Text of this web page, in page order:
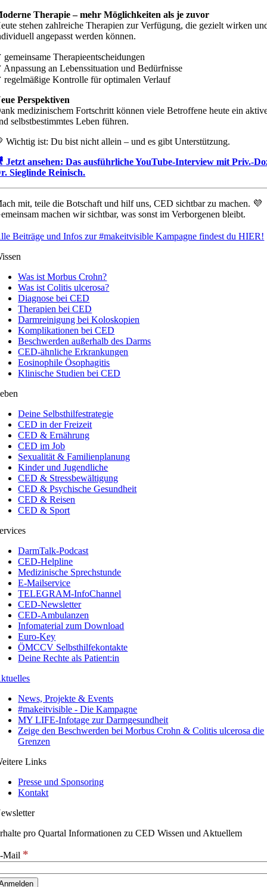
Therapie – mehr Möglichkeiten als je zuvor
stehen zahlreiche Therapien zur Verfügung, die gezielt wirken
angepasst werden können.
Therapieentscheidungen
an Lebenssituation und Bedürfnisse
Kontrolle für optimalen Verlauf
Perspektiven
medizinischem Fortschritt können viele Betroffene heute ein
selbstbestimmtes Leben führen.
Wichtig ist: Du bist nicht allein – und es gibt Unterstützung.
Jetzt ansehen: Das ausführliche YouTube-Interview mit Priv.-
Sieglinde Reinisch.
mit, teile die Botschaft und hilf uns, CED sichtbar zu machen. 💜
machen wir sichtbar, was sonst im Verborgenen bleibt.
Beiträge und Infos zur #makeitvisible Kampagne findest du HIER!
Was ist Morbus Crohn?
Was ist Colitis ulcerosa?
Diagnose bei CED
Therapien bei CED
Darmreinigung bei Koloskopien
Komplikationen bei CED
Beschwerden außerhalb des Darms
CED-ähnliche Erkrankungen
Eosinophile Ösophagitis
Klinische Studien bei CED
Deine Selbsthilfestrategie
CED in der Freizeit
CED & Ernährung
CED im Job
Sexualität & Familienplanung
Kinder und Jugendliche
CED & Stressbewältigung
CED & Psychische Gesundheit
CED & Reisen
CED & Sport
DarmTalk-Podcast
CED-Helpline
Medizinische Sprechstunde
E-Mailservice
TELEGRAM-InfoChannel
CED-Newsletter
CED-Ambulanzen
Infomaterial zum Download
Euro-Key
ÖMCCV Selbsthilfekontakte
Deine Rechte als Patient:in
News, Projekte & Events
#makeitvisible - Die Kampagne
MY LIFE-Infotage zur Darmgesundheit
Zeige den Beschwerden bei Morbus Crohn & Colitis ulcerosa die
Grenzen
Links
Presse und Sponsoring
Kontakt
pro Quartal Informationen zu CED Wissen und Aktuellem
Mail *